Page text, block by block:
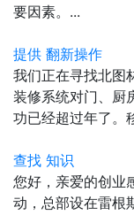
要因素。...
提供 翻新操作
我们正在寻找北图
装修系统对门、厨
功已经超过年了。
查找 知识
您好，亲爱的创业
动，总部设在雷根